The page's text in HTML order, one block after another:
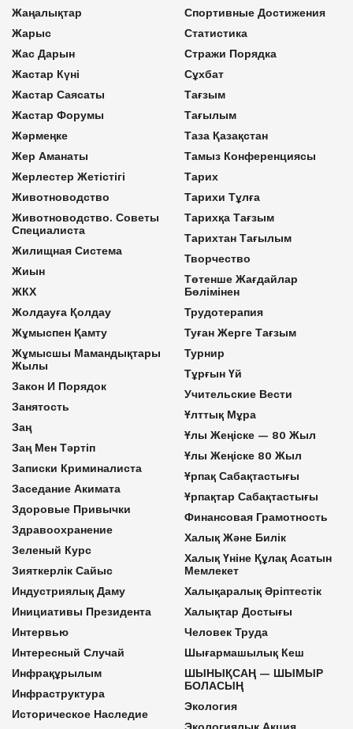
Жаңалықтар
Жарыс
Жас Дарын
Жастар Күні
Жастар Саясаты
Жастар Форумы
Жәрмеңке
Жер Аманаты
Жерлестер Жетістігі
Животноводство
Животноводство. Советы
Специалиста
Жилищная Система
Жиын
ЖКХ
Жолдауға Қолдау
Жұмыспен Қамту
Жұмысшы Мамандықтары
Жылы
Закон И Порядок
Занятость
Заң
Заң Мен Тәртіп
Записки Криминалиста
Заседание Акимата
Здоровые Привычки
Здравоохранение
Зеленый Курс
Зияткерлік Сайыс
Индустриялық Даму
Инициативы Президента
Интервью
Интересный Случай
Инфрақұрылым
Инфраструктура
Историческое Наследие
Спортивные Достижения
Статистика
Стражи Порядка
Сұхбат
Тағзым
Тағылым
Таза Қазақстан
Тамыз Конференциясы
Тарих
Тарихи Тұлға
Тарихқа Тағзым
Тарихтан Тағылым
Творчество
Төтенше Жағдайлар
Бөлімінен
Трудотерапия
Туған Жерге Тағзым
Турнир
Тұрғын Үй
Учительские Вести
Ұлттық Мұра
Ұлы Жеңіске — 80 Жыл
Ұлы Жеңіске 80 Жыл
Ұрпақ Сабақтастығы
Ұрпақтар Сабақтастығы
Финансовая Грамотность
Халық Және Билік
Халық Үніне Құлақ Асатын
Мемлекет
Халықаралық Әріптестік
Халықтар Достығы
Человек Труда
Шығармашылық Кеш
ШЫНЫҚСАҢ — ШЫМЫР
БОЛАСЫҢ
Экология